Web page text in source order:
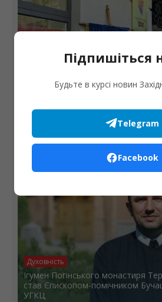
В Івано-Франківську відкрили та
анотаційну дошку Ярославу
Духовність
Ігумен Погінського монастиря
став Єпископом-помічником
УГКЦ
Підпишіться
Будьте в курсі новин
Telegram
Facebook